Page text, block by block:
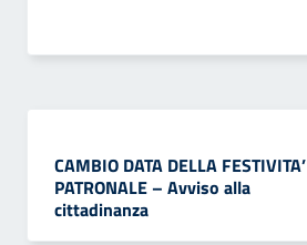
CAMBIO DATA DELLA FESTIVITA’
PATRONALE – Avviso alla
cittadinanza